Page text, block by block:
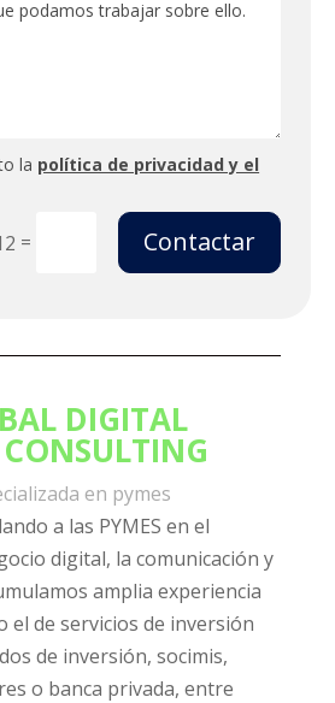
la política de privacidad y el
= Contactar
DIGITAL
en pymes
a las PYMES en el
digital, la comunicación y
amplia experiencia
el de servicios de inversión
de inversión, socimis,
o banca privada, entre